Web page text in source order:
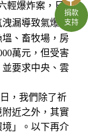
捐款
支持
輕爆炸案，日
漏導致氣爆，
、畜牧場，房
萬元，但受害
要求中央、雲
，我們除了祈
近之外，其實
」。以下再介